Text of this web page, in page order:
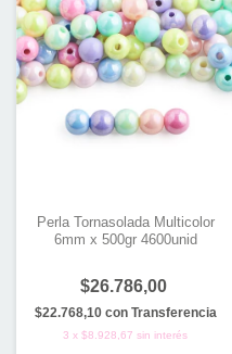
Perla Tornasolada Multicolor
6mm x 500gr 4600unid
$26.786,00
$22.768,10 con Transferencia
3 x$8.928,67 sin interés